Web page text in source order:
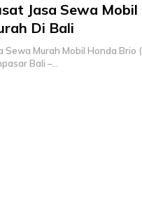
Jasa Sewa
Di Bali
Sewa Murah Mobil Honda Brio
Bali –…